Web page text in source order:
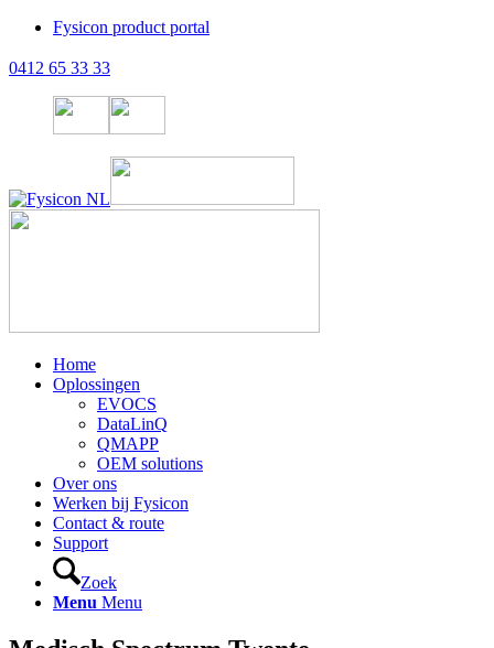
Fysicon product portal
0412 65 33 33
Home
Oplossingen
EVOCS
DataLinQ
QMAPP
OEM solutions
Over ons
Werken bij Fysicon
Contact & route
Support
Zoek
Menu Menu